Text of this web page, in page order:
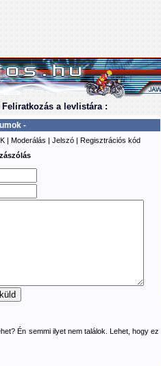
Feliratkozás a levlistára :
-
| Moderálás | Jelszó | Regisztrációs kód
Én semmi ilyet nem találok. Lehet, hogy ez